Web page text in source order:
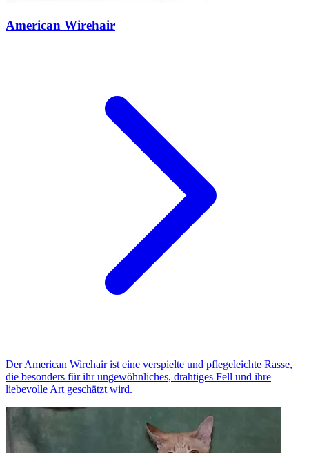
American Wirehair
Der American Wirehair ist eine verspielte und pflegeleichte Rasse,
die besonders für ihr ungewöhnliches, drahtiges Fell und ihre
liebevolle Art geschätzt wird.